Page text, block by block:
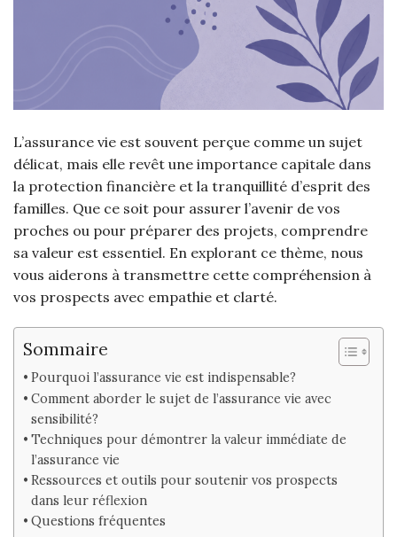
L’assurance vie est souvent perçue comme un sujet
délicat, mais elle revêt une importance capitale dans
la protection financière et la tranquillité d’esprit des
familles. Que ce soit pour assurer l’avenir de vos
proches ou pour préparer des projets, comprendre
sa valeur est essentiel. En explorant ce thème, nous
vous aiderons à transmettre cette compréhension à
vos prospects avec empathie et clarté.
Sommaire
Pourquoi l’assurance vie est indispensable?
Comment aborder le sujet de l’assurance vie avec
sensibilité?
Techniques pour démontrer la valeur immédiate de
l’assurance vie
Ressources et outils pour soutenir vos prospects
dans leur réflexion
Questions fréquentes